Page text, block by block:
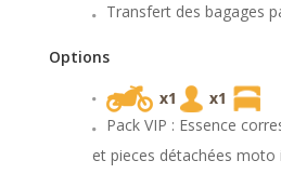
Transfert des bagages
Options
Pack VIP : Essence
et pieces détachées